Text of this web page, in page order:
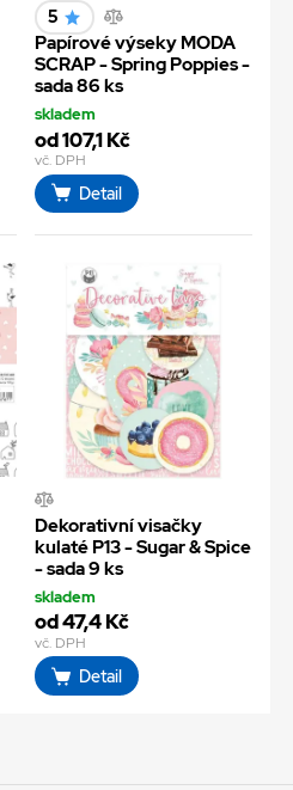
5
Papírové výseky MODA
SCRAP - Spring Poppies -
sada 86 ks
skladem
od 107,1 Kč
vč. DPH
Detail
Dekorativní visačky
kulaté P13 - Sugar & Spice
- sada 9 ks
skladem
od 47,4 Kč
vč. DPH
Detail